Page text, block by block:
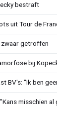
bestraft
uit Tour de
zwaar getroffen
bij
BV's: "Ik ben
misschien al